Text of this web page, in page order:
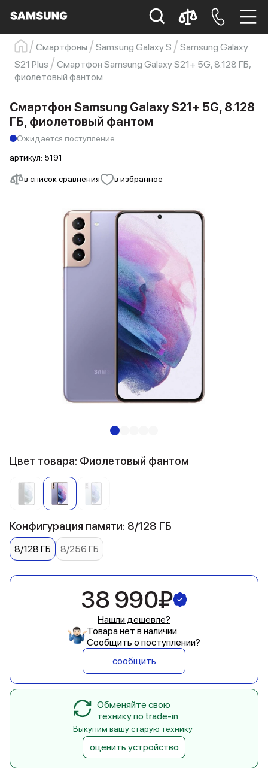
Samsung Смартфон s23
s23 ultra
Galaxy S22
s21
Смартфоны Samsung Galaxy S
Samsung Galaxy
S21 Plus
Смартфон Samsung Galaxy S21+ 5G, 8.128 ГБ,
фиолетовый фантом
в список сравнения в избранное
Смартфон Samsung Galaxy S21+ 5G, 8.128
ГБ, фиолетовый фантом
Ожидается поступление
артикул: 5191
Цвет товара: Фиолетовый фантом
Конфигурация памяти: 8/128 ГБ
8/128 ГБ 8/256 ГБ
38 990₽
Нашли дешевле?
Товара нет в наличии.
Сообщить о поступлении?
сообщить
Обменяйте свою
технику по trade-in
Выкупим вашу старую технику
оценить устройство